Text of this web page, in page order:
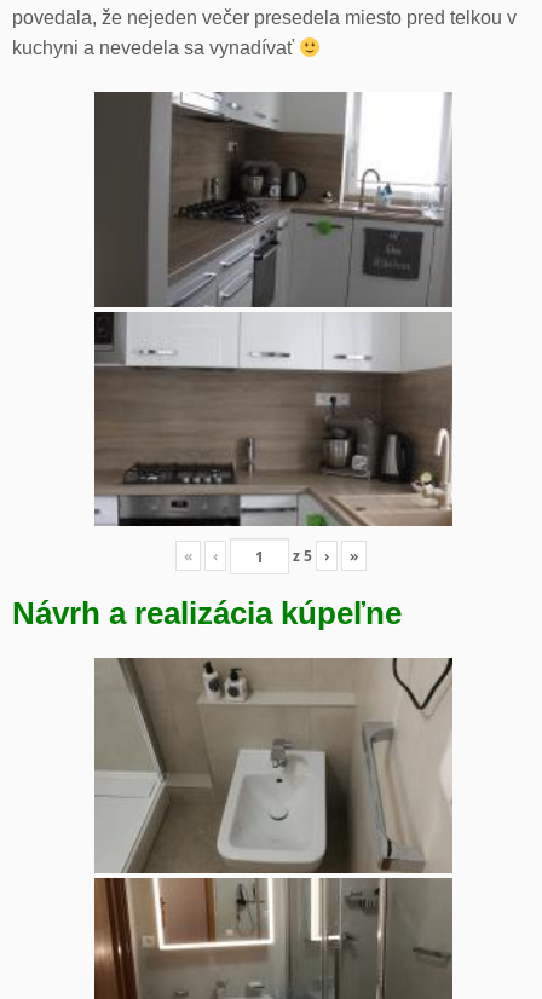
povedala, že nejeden večer presedela miesto pred telkou v
kuchyni a nevedela sa vynadívať
« ‹ z5 › »
Návrh a realizácia kúpeľne